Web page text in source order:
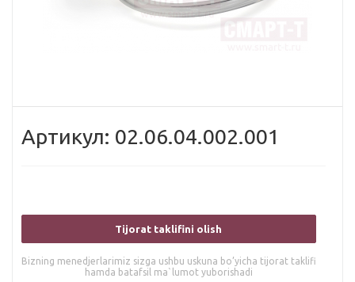
Артикул: 02.06.04.002.001
Tijorat taklifini olish
Bizning menedjerlarimiz sizga ushbu uskuna bo’yicha tijorat taklifi
hamda batafsil ma`lumot yuborishadi